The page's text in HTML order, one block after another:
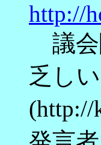
http://
議会
乏し